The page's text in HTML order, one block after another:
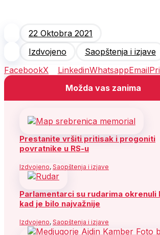
22 Oktobra 2021
Izdvojeno
Saopštenja i izjave
FacebookX LinkedinWhatsappEmail
Možda vas zanima
Prestanite vršiti pritisak i progoniti
povratnike u RS-u
Izdvojeno, Saopštenja i izjave
Parlamentarci su rudarima okrenuli
kad je bilo najvažnije
Izdvojeno, Saopštenja i izjave